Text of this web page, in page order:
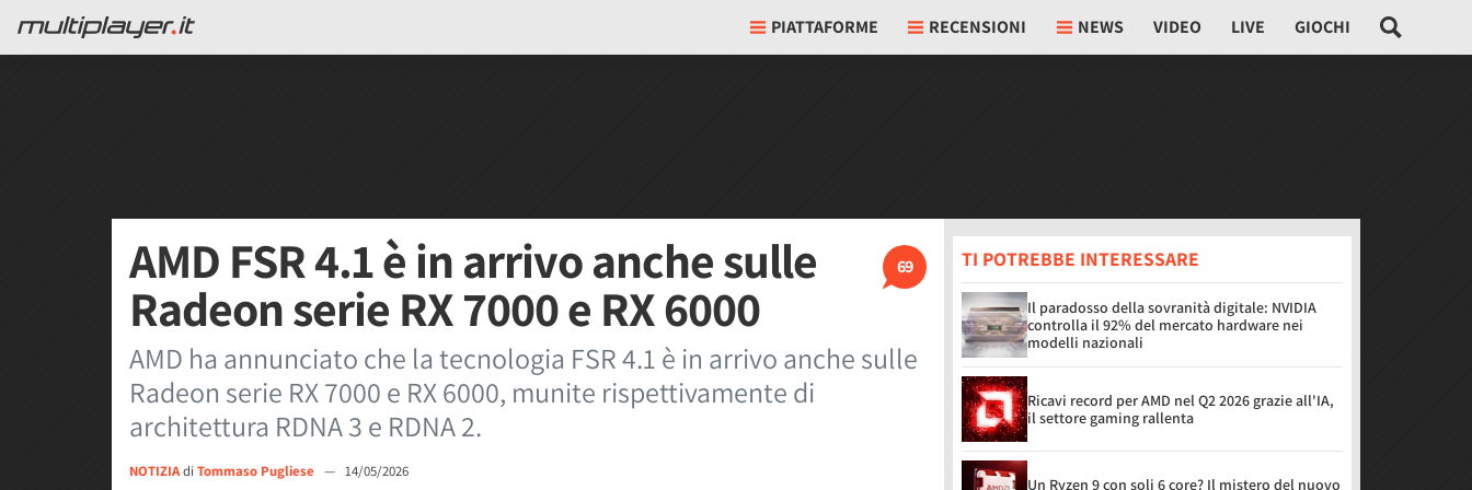
PIATTAFORME RECENSIONI NEWS VIDEO LIVE GIOCHI
69
AMD FSR 4.1 è in arrivo anche sulle
Radeon serie RX 7000 e RX 6000
AMD ha annunciato che la tecnologia FSR 4.1 è in arrivo anche sulle
Radeon serie RX 7000 e RX 6000, munite rispettivamente di
architettura RDNA 3 e RDNA 2.
NOTIZIAdi Tommaso Pugliese — 14/05/2026
TI POTREBBE INTERESSARE
Il paradosso della sovranità digitale: NVIDIA
controlla il 92% del mercato hardware nei
modelli nazionali
Ricavi record per AMD nel Q2 2026 grazie all'IA,
il settore gaming rallenta
Un Ryzen 9 con soli 6 core? Il mistero del nuovo